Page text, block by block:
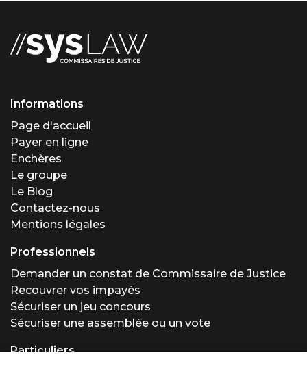
Informations
Page d'accueil
Payer en ligne
Enchères
Le groupe
Le Blog
Contactez-nous
Mentions légales
Professionnels
Demander un constat de Commissaire de Justice
Recouvrer vos impayés
Sécuriser un jeu concours
Sécuriser une assemblée ou un vote
Particuliers